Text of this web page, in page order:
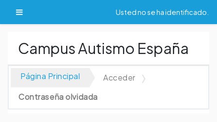
Usted no se ha identificado.
Campus Autismo España
Página Principal
Acceder
Contraseña olvidada